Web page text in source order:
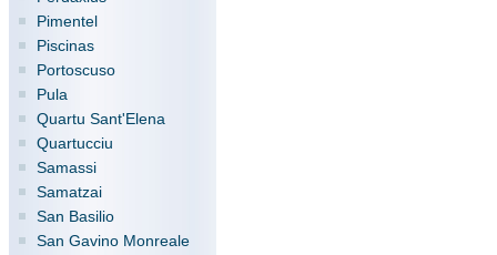
Pimentel
Piscinas
Portoscuso
Pula
Quartu Sant'Elena
Quartucciu
Samassi
Samatzai
San Basilio
San Gavino Monreale